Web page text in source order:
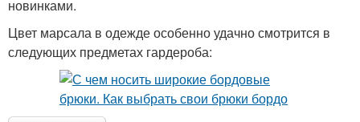
новинками.
Цвет марсала в одежде особенно удачно смотрится в
следующих предметах гардероба: